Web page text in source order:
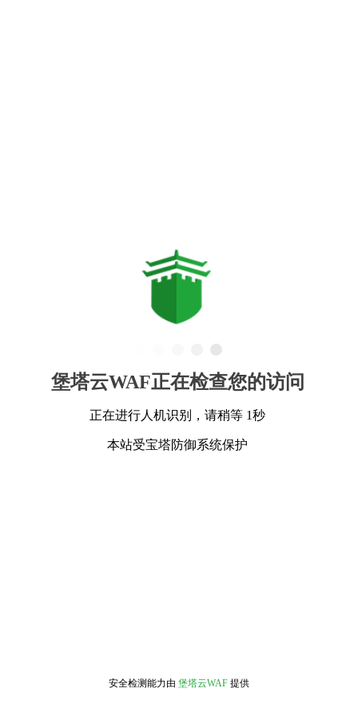
堡塔云WAF正在检查您的访问
正在进行人机识别，请稍等 1秒
本站受宝塔防御系统保护
安全检测能力由 堡塔云WAF 提供